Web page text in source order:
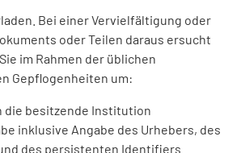
Bei einer Vervielfältigung oder
oder Teilen daraus ersucht
Sie im Rahmen der üblichen
Gepflogenheiten um:
die besitzende Institution
inklusive Angabe des Urhebers, des
des persistenten Identifiers